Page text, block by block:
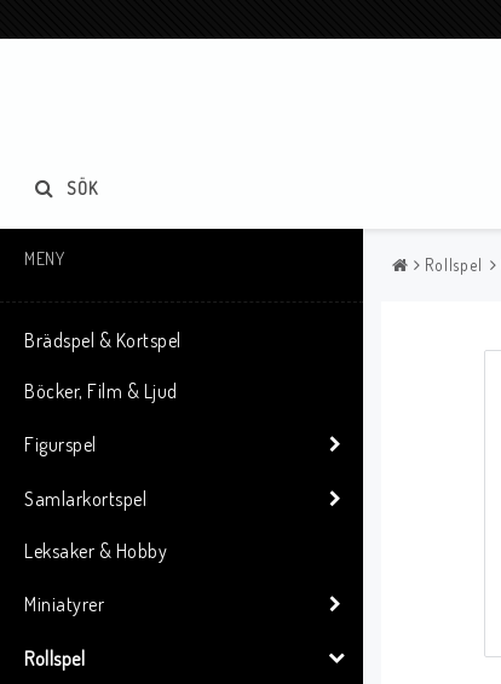
SÖK
MENY
Brädspel & Kortspel
Böcker, Film & Ljud
Figurspel
Samlarkortspel
Leksaker & Hobby
Miniatyrer
Rollspel
Rollspel